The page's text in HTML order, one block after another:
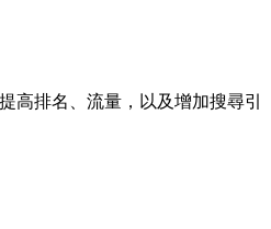
高排名、流量，以及增加搜尋引